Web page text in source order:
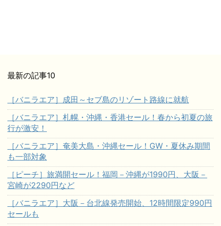
最新の記事10
［バニラエア］成田～セブ島のリゾート路線に就航
［バニラエア］札幌・沖縄・香港セール！春から初夏の旅
行が激安！
［バニラエア］奄美大島・沖縄セール！GW・夏休み期間
も一部対象
［ピーチ］旅満開セール！福岡－沖縄が1990円、大阪－
宮崎が2290円など
［バニラエア］大阪－台北線発売開始、12時間限定990円
セールも